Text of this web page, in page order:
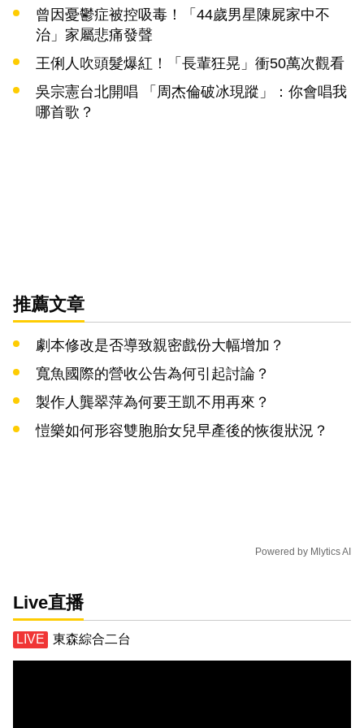
曾因憂鬱症被控吸毒！「44歲男星陳屍家中不
治」家屬悲痛發聲
王俐人吹頭髮爆紅！「長輩狂晃」衝50萬次觀看
吳宗憲台北開唱 「周杰倫破冰現蹤」：你會唱我
哪首歌？
推薦文章
劇本修改是否導致親密戲份大幅增加？
寬魚國際的營收公告為何引起討論？
製作人龔翠萍為何要王凱不用再來？
愷樂如何形容雙胞胎女兒早產後的恢復狀況？
Powered by Mlytics AI
Live直播
東森綜合二台